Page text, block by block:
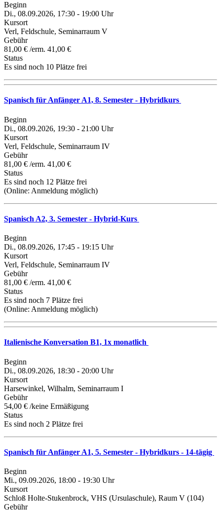
Beginn
Di., 08.09.2026, 17:30 - 19:00 Uhr
Kursort
Verl, Feldschule, Seminarraum V
Gebühr
81,00 € /erm. 41,00 €
Status
Es sind noch 10 Plätze frei
Spanisch für Anfänger A1, 8. Semester - Hybridkurs
Beginn
Di., 08.09.2026, 19:30 - 21:00 Uhr
Kursort
Verl, Feldschule, Seminarraum IV
Gebühr
81,00 € /erm. 41,00 €
Status
Es sind noch 12 Plätze frei
(Online: Anmeldung möglich)
Spanisch A2, 3. Semester - Hybrid-Kurs
Beginn
Di., 08.09.2026, 17:45 - 19:15 Uhr
Kursort
Verl, Feldschule, Seminarraum IV
Gebühr
81,00 € /erm. 41,00 €
Status
Es sind noch 7 Plätze frei
(Online: Anmeldung möglich)
Italienische Konversation B1, 1x monatlich
Beginn
Di., 08.09.2026, 18:30 - 20:00 Uhr
Kursort
Harsewinkel, Wilhalm, Seminarraum I
Gebühr
54,00 € /keine Ermäßigung
Status
Es sind noch 2 Plätze frei
Spanisch für Anfänger A1, 5. Semester - Hybridkurs - 14-tägig
Beginn
Mi., 09.09.2026, 18:00 - 19:30 Uhr
Kursort
Schloß Holte-Stukenbrock, VHS (Ursulaschule), Raum V (104)
Gebühr